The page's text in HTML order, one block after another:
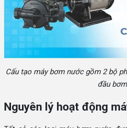
Cấu tạo máy bơm nước gồm 2 bộ
đầu bơm
Nguyên lý hoạt động